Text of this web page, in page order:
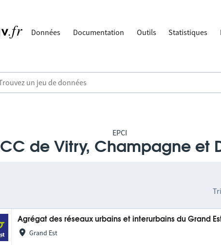
Données Documentation Outils Statistiques
EPCI
CC de Vitry, Champagne et
Agrégat des réseaux urbains et interurbains du Grand
Grand Est